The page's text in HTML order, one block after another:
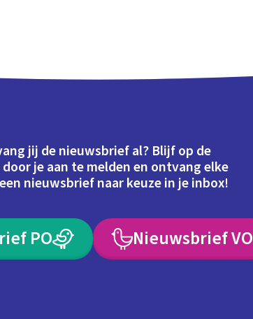
jij de nieuwsbrief al? Blijf op de
je aan te melden en ontvang elke
nieuwsbrief naar keuze in je inbox!
PO Nieuwsbrief VO